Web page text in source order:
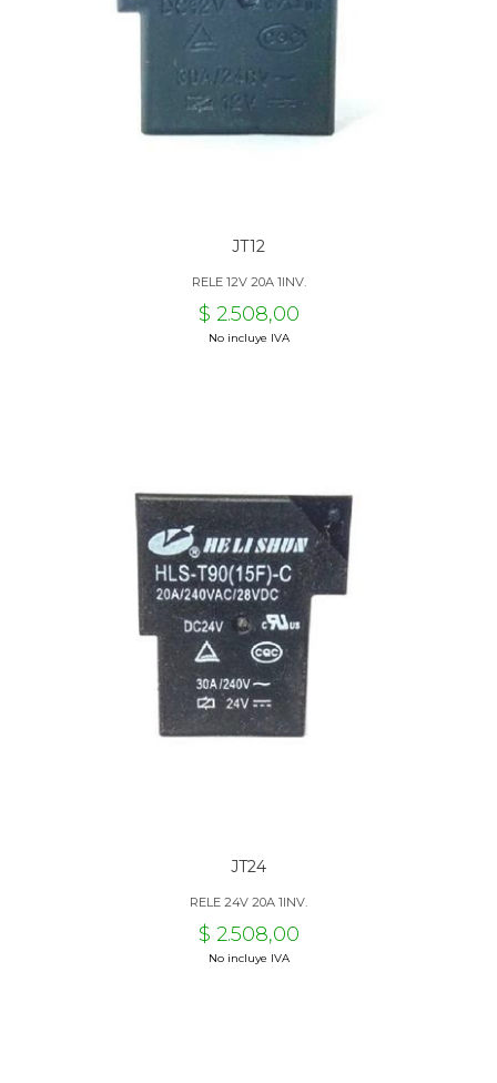
JT12
RELE 12V 20A 1INV.
$ 2.508,00
No incluye IVA
JT24
RELE 24V 20A 1INV.
$ 2.508,00
No incluye IVA